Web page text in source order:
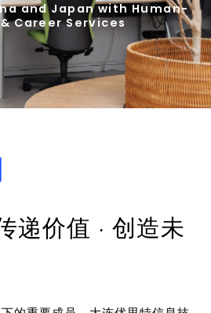
and Japan with Human-
Career Services
递价值 · 创造未